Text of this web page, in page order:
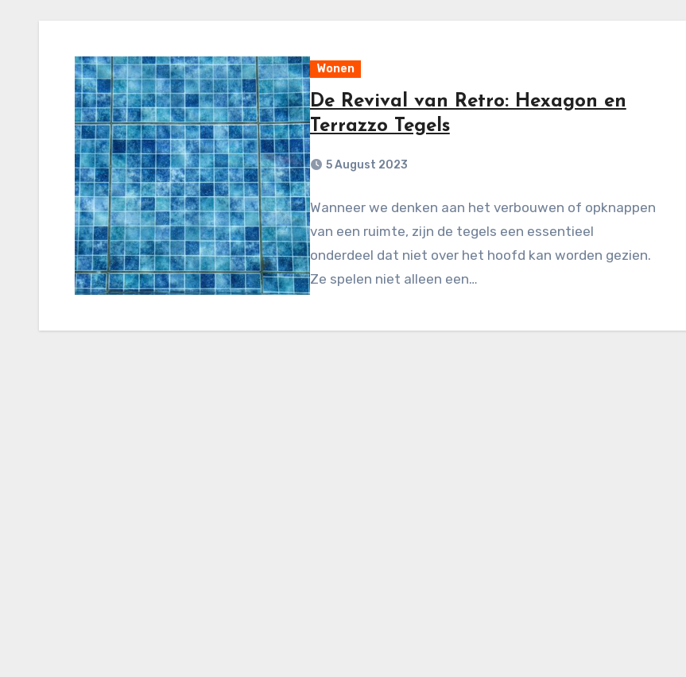
Wonen
De Revival van Retro: Hexagon en
Terrazzo Tegels
5 August 2023
Wanneer we denken aan het verbouwen of opknappen
van een ruimte, zijn de tegels een essentieel
onderdeel dat niet over het hoofd kan worden gezien.
Ze spelen niet alleen een…